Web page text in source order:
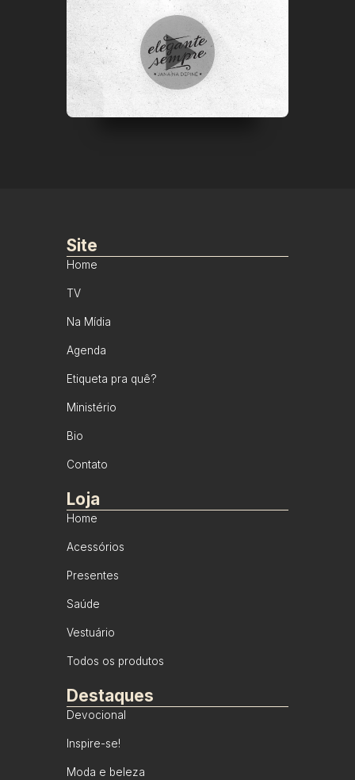
Site
Home
TV
Na Mídia
Agenda
Etiqueta pra quê?
Ministério
Bio
Contato
Loja
Home
Acessórios
Presentes
Saúde
Vestuário
Todos os produtos
Destaques
Devocional
Inspire-se!
Moda e beleza